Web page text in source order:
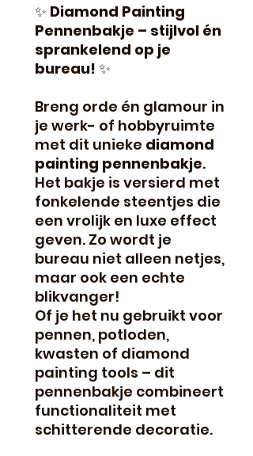
✨ Diamond Painting
Pennenbakje – stijlvol én
sprankelend op je
bureau! ✨
Breng orde én glamour in
je werk- of hobbyruimte
met dit unieke diamond
painting pennenbakje.
Het bakje is versierd met
fonkelende steentjes die
een vrolijk en luxe effect
geven. Zo wordt je
bureau niet alleen netjes,
maar ook een echte
blikvanger!
Of je het nu gebruikt voor
pennen, potloden,
kwasten of diamond
painting tools – dit
pennenbakje combineert
functionaliteit met
schitterende decoratie.